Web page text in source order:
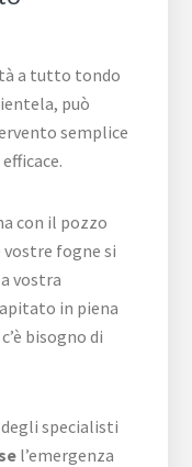
a tutto tondo
può
semplice
con il pozzo
vostre fogne si
vostra
in piena
bisogno di
specialisti
l’emergenza